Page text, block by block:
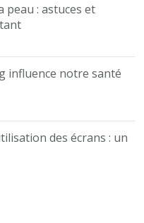
peau : astuces et
influence notre santé
des écrans : un